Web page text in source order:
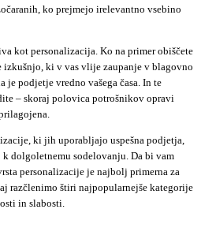
ko prejmejo irelevantno vsebino
kot personalizacija. Ko na primer obiščete
izkušnjo, ki v vas vlije zaupanje v blagovno
je podjetje vredno vašega časa. In te
– skoraj polovica potrošnikov opravi
ki jih uporabljajo uspešna podjetja,
dolgoletnemu sodelovanju. Da bi vam
personalizacije je najbolj primerna za
razčlenimo štiri najpopularnejše kategorije
in slabosti.